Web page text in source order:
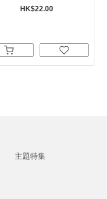
HK$22.00
主題特集